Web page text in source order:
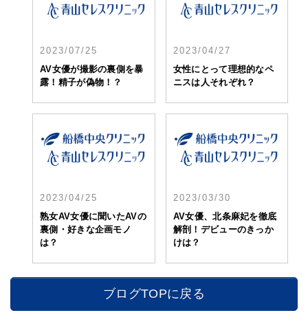
2023/07/25
AV女優が撮影の裏側を暴
露！精子が偽物！？
2023/04/27
女性にとって理想的なペ
ニスは人それぞれ？
2023/04/25
熟女AV女優に聞いたAVの
裏側・好きな企画モノ
は？
2023/03/30
AV女優、北条麻妃を徹底
解剖！デビューのきっか
けは？
ブログTOPに戻る